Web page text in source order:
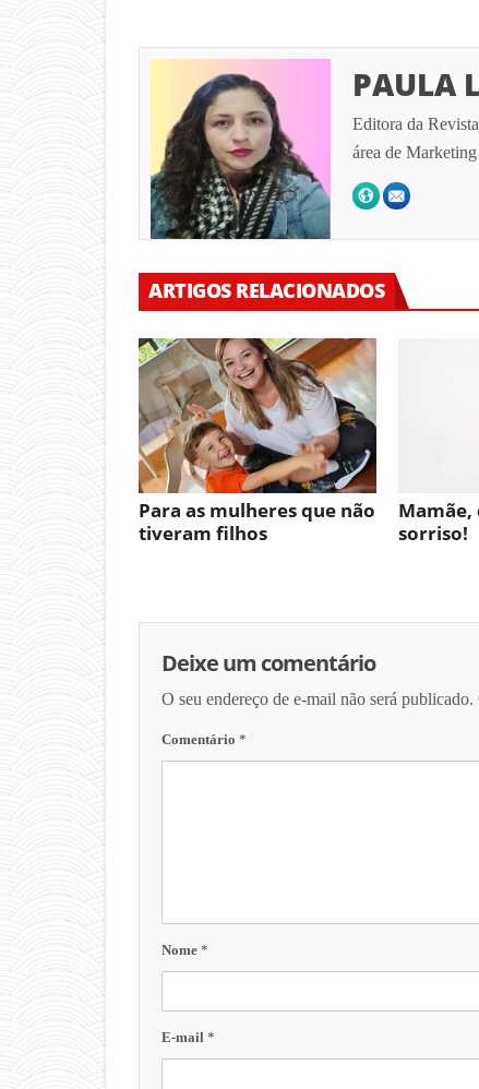
PAULA
Editora da
área de
ARTIGOS RELACIONADOS
Para as mulheres que não
tiveram filhos
Mamãe,
sorriso!
Deixe um comentário
O seu endereço de e-mail não será publicado.
Comentário *
Nome *
E-mail *